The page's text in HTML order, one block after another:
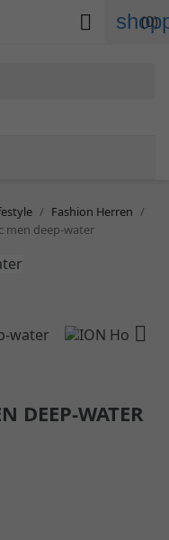
(0)

Fashion Herren
men deep-water

DEEP-WATER